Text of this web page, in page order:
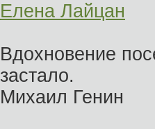
Елена Лайцан
Вдохновение
застало.
Михаил Генин